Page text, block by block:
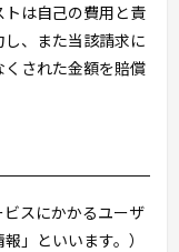
は自己の費用と責
、また当該請求に
された金額を賠償
スにかかるユーザ
」といいます。）